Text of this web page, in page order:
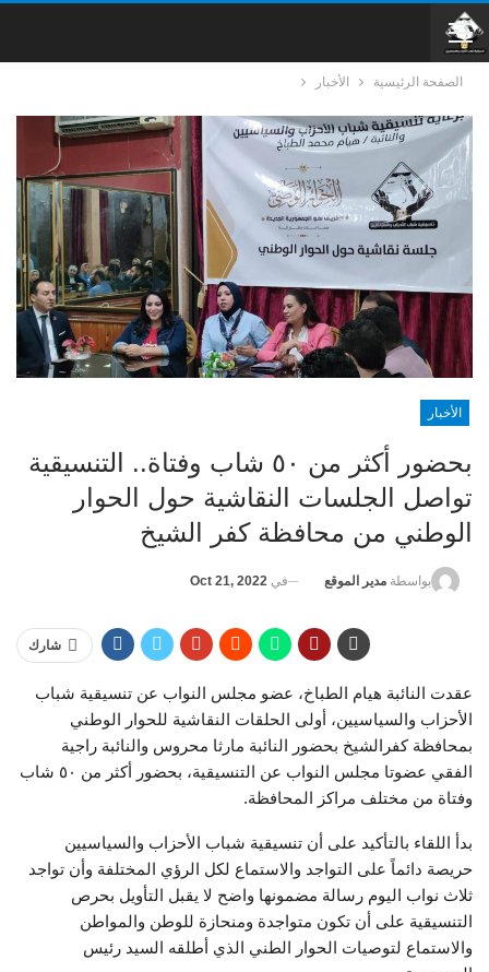
الصفحة الرئيسية الأخبار
الأخبار
بحضور أكثر من ٥٠ شاب وفتاة.. التنسيقية
تواصل الجلسات النقاشية حول الحوار
الوطني من محافظة كفر الشيخ
بواسطة مدير الموقع في Oct 21, 2022
شارك
عقدت النائبة هيام الطباخ، عضو مجلس النواب عن تنسيقية شباب
الأحزاب والسياسيين، أولى الحلقات النقاشية للحوار الوطني
بمحافظة كفرالشيخ بحضور النائبة مارثا محروس والنائبة راجية
الفقي عضوتا مجلس النواب عن التنسيقية، بحضور أكثر من ٥٠ شاب
وفتاة من مختلف مراكز المحافظة.
بدأ اللقاء بالتأكيد على أن تنسيقية شباب الأحزاب والسياسيين
حريصة دائماً على التواجد والاستماع لكل الرؤي المختلفة وأن تواجد
ثلاث نواب اليوم رسالة مضمونها واضح لا يقبل التأويل بحرص
التنسيقية على أن تكون متواجدة ومنحازة للوطن والمواطن
والاستماع لتوصيات الحوار الطني الذي أطلقه السيد رئيس